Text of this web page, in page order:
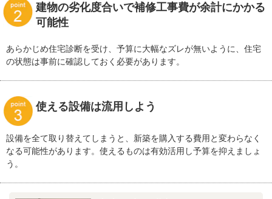
建物の劣化度合いで補修工事費が余計にかかる
可能性
あらかじめ住宅診断を受け、予算に大幅なズレが無いように、住宅
の状態は事前に確認しておく必要があります。
使える設備は流用しよう
設備を全て取り替えてしまうと、新築を購入する費用と変わらなく
なる可能性があります。使えるものは有効活用し予算を抑えましょ
う。